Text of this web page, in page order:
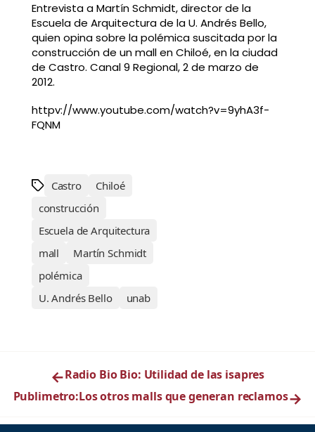
Entrevista a Martín Schmidt, director de la
Escuela de Arquitectura de la U. Andrés Bello,
quien opina sobre la polémica suscitada por la
construcción de un mall en Chiloé, en la ciudad
de Castro. Canal 9 Regional, 2 de marzo de
2012.
httpv://www.youtube.com/watch?v=9yhA3f-
FQNM
Castro
Chiloé
construcción
Escuela de Arquitectura
mall
Martín Schmidt
polémica
U. Andrés Bello
unab
←Radio Bio Bio: Utilidad de las isapres
Publimetro:Los otros malls que generan reclamos→